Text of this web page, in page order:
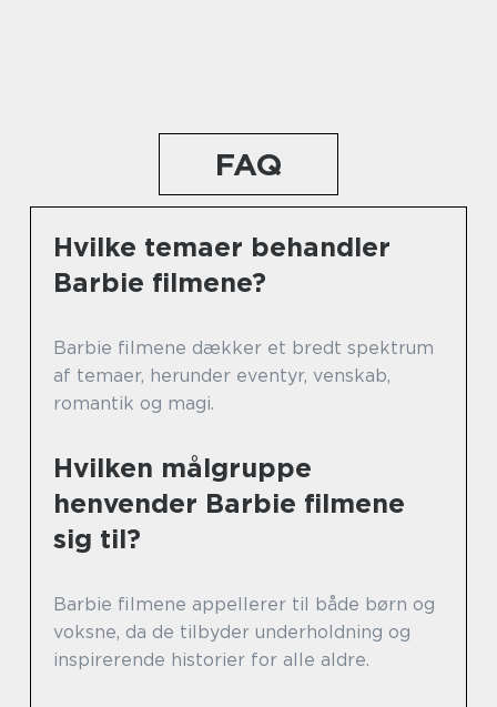
FAQ
Hvilke temaer behandler
Barbie filmene?
Barbie filmene dækker et bredt spektrum
af temaer, herunder eventyr, venskab,
romantik og magi.
Hvilken målgruppe
henvender Barbie filmene
sig til?
Barbie filmene appellerer til både børn og
voksne, da de tilbyder underholdning og
inspirerende historier for alle aldre.